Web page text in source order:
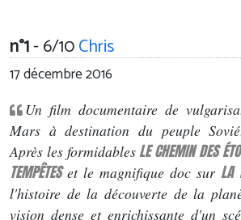
n°1- 6/10Chris
17 décembre 2016
Un film documentaire de
Mars à destination du peuple
Après les formidablesLE CHEMIN DES
TEMPÊTESet le magnifique doc sur LA
l'histoire de la découverte de la
vision dense et enrichissante d'un